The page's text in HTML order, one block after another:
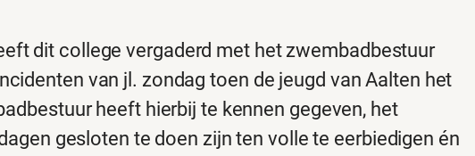
dit college vergaderd met het zwembadbestuur
van jl. zondag toen de jeugd van Aalten het
heeft hierbij te kennen gegeven, het
gesloten te doen zijn ten volle te eerbiedigen én